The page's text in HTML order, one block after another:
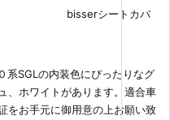
bisserシートカバ
系SGLの内装色にぴったりなグ
、ホワイトがあります。適合車
をお手元に御用意の上お願い致